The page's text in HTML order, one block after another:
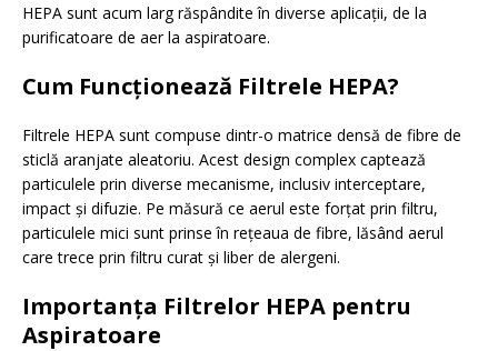
HEPA sunt acum larg răspândite în diverse aplicații, de la
purificatoare de aer la aspiratoare.
Cum Funcționează Filtrele HEPA?
Filtrele HEPA sunt compuse dintr-o matrice densă de fibre de
sticlă aranjate aleatoriu. Acest design complex captează
particulele prin diverse mecanisme, inclusiv interceptare,
impact și difuzie. Pe măsură ce aerul este forțat prin filtru,
particulele mici sunt prinse în rețeaua de fibre, lăsând aerul
care trece prin filtru curat și liber de alergeni.
Importanța Filtrelor HEPA pentru
Aspiratoare